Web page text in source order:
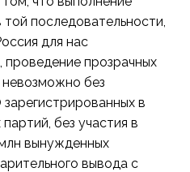
последовательности,
для нас
прозрачных
без
в
без участия в
вынужденных
вывода с